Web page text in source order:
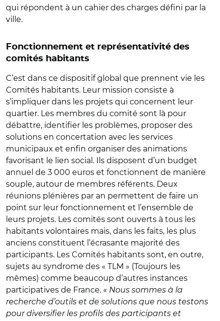
qui répondent à un cahier des charges défini par la
ville.
Fonctionnement et représentativité des
comités habitants
C’est dans ce dispositif global que prennent vie les
Comités habitants. Leur mission consiste à
s’impliquer dans les projets qui concernent leur
quartier. Les membres du comité sont là pour
débattre, identifier les problèmes, proposer des
solutions en concertation avec les services
municipaux et enfin organiser des animations
favorisant le lien social. Ils disposent d’un budget
annuel de 3 000 euros et fonctionnent de manière
souple, autour de membres référents. Deux
réunions plénières par an permettent de faire un
point sur leur fonctionnement et l’ensemble de
leurs projets. Les comités sont ouverts à tous les
habitants volontaires mais, dans les faits, les plus
anciens constituent l’écrasante majorité des
participants. Les Comités habitants sont, en outre,
sujets au syndrome des « TLM » (Toujours les
mêmes) comme beaucoup d’autres instances
participatives de France. « Nous sommes à la
recherche d’outils et de solutions que nous testons
pour diversifier les profils des participants et